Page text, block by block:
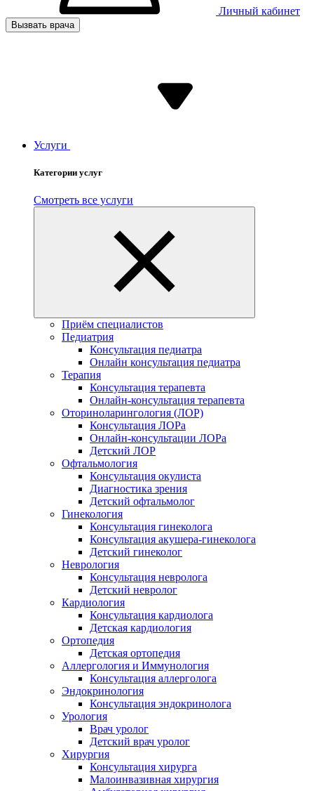
Личный кабинет
Вызвать врача
Услуги
Категории услуг
Смотреть все услуги
Приём специалистов
Педиатрия
Консультация педиатра
Онлайн консультация педиатра
Терапия
Консультация терапевта
Онлайн-консультация терапевта
Оториноларингология (ЛОР)
Консультация ЛОРа
Онлайн-консультации ЛОРа
Детский ЛОР
Офтальмология
Консультация окулиста
Диагностика зрения
Детский офтальмолог
Гинекология
Консультация гинеколога
Консультация акушера-гинеколога
Детский гинеколог
Неврология
Консультация невролога
Детский невролог
Кардиология
Консультация кардиолога
Детская кардиология
Ортопедия
Детская ортопедия
Аллергология и Иммунология
Консультация аллерголога
Эндокринология
Консультация эндокринолога
Урология
Врач уролог
Детский врач уролог
Хирургия
Консультация хирурга
Малоинвазивная хирургия